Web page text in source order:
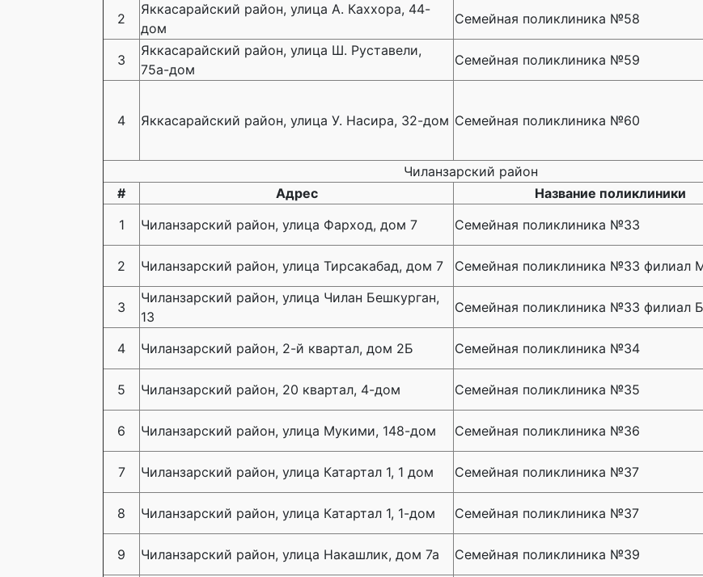
2
Яккасарайский район, улица А. Каххора, 44-
дом
Семейная поликлиника №58
3
Яккасарайский район, улица Ш. Руставели,
75а-дом
Семейная поликлиника №59
4 Яккасарайский район, улица У. Насира, 32-дом Семейная поликлиника №60
Чиланзарский район
#
Адрес Название поликлиники
1
Чиланзарский район, улица Фарход, дом 7 Семейная поликлиника №33
2
Чиланзарский район, улица Тирсакабад, дом 7 Семейная поликлиника №33 филиал
3
Чиланзарский район, улица Чилан Бешкурган,
13
Семейная поликлиника №33 филиал
4
Чиланзарский район, 2-й квартал, дом 2Б Семейная поликлиника №34
5
Чиланзарский район, 20 квартал, 4-дом Семейная поликлиника №35
6
Чиланзарский район, улица Мукими, 148-дом Семейная поликлиника №36
7
Чиланзарский район, улица Катартал 1, 1 дом Семейная поликлиника №37
8
Чиланзарский район, улица Катартал 1, 1-дом Семейная поликлиника №37
9
Чиланзарский район, улица Накашлик, дом 7а Семейная поликлиника №39